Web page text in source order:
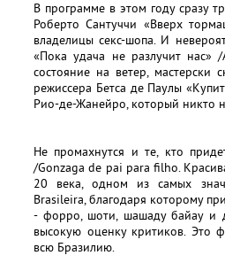
В программе в этом году сразу
Роберто Сантуччи «Вверх
владелицы секс-шопа. И
«Пока удача не разлучит нас»
состояние на ветер,
режиссера Бетса де Паулы
Рио-де-Жанейро, который никто
Не промахнутся и те, кто
/Gonzaga de pai para filho.
20 века, одном из самых
Brasileirа, благодаря которому
- форро, шоти, шашаду байау и
высокую оценку критиков. Это
всю Бразилию.